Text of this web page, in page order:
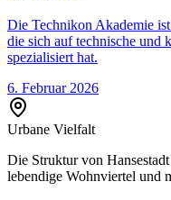
Die Technikon Akademie
die sich auf technische und
spezialisiert hat.
6. Februar 2026
Urbane Vielfalt
Die Struktur von
lebendige Wohnviertel und